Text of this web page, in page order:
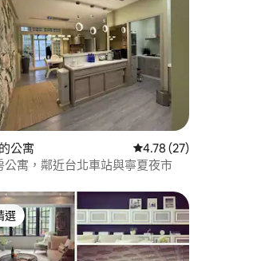
的平均評分（滿分 5 分）
公寓 從 27 則評價中獲得
4.78 (27)
公寓，鄰近台北車站與寧夏夜市
選
選